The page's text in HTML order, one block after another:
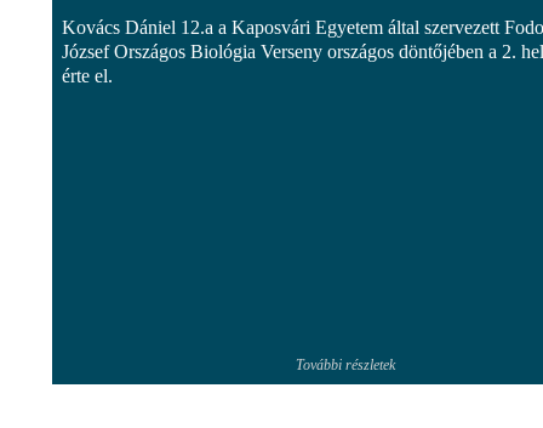
Kovács Dániel 12.a a Kaposvári Egyetem által szervezett
József Országos Biológia Verseny országos döntőjében a 2.
érte el.
További részletek